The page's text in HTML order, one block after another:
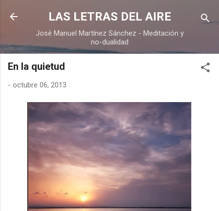
Ir al contenido principal
LAS LETRAS DEL AIRE
José Manuel Martínez Sánchez - Meditación y
no-dualidad
En la quietud
- octubre 06, 2013